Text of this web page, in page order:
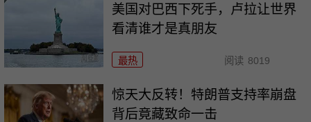
美国对巴西下死手，卢拉让世界
看清谁才是真朋友
最热 阅读 8019
惊天大反转！特朗普支持率崩盘
背后竟藏致命一击